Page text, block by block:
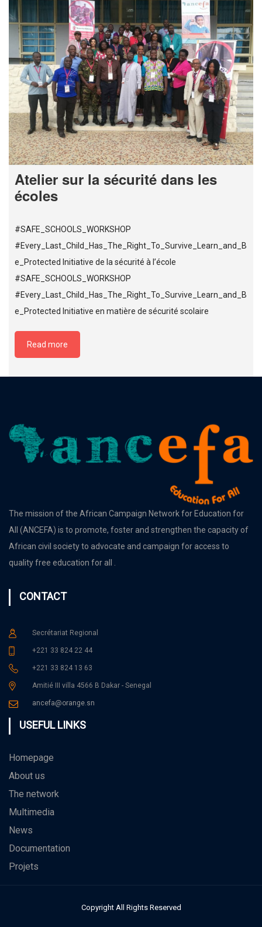
Atelier sur la sécurité dans les
écoles
#SAFE_SCHOOLS_WORKSHOP
#Every_Last_Child_Has_The_Right_To_Survive_Learn_and_B
e_Protected Initiative de la sécurité à l’école
#SAFE_SCHOOLS_WORKSHOP
#Every_Last_Child_Has_The_Right_To_Survive_Learn_and_B
e_Protected Initiative en matière de sécurité scolaire
Read more
The mission of the African Campaign Network for Education for
All (ANCEFA) is to promote, foster and strengthen the capacity of
African civil society to advocate and campaign for access to
quality free education for all .
CONTACT
Secrétariat Regional
+221 33 824 22 44
+221 33 824 13 63
Amitié III villa 4566 B Dakar - Senegal
ancefa@orange.sn
USEFUL LINKS
Homepage
About us
The network
Multimedia
News
Documentation
Projets
Copyright All Rights Reserved